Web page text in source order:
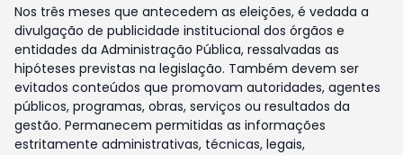
Nos três meses que antecedem as eleições, é vedada a
divulgação de publicidade institucional dos órgãos e
entidades da Administração Pública, ressalvadas as
hipóteses previstas na legislação. Também devem ser
evitados conteúdos que promovam autoridades, agentes
públicos, programas, obras, serviços ou resultados da
gestão. Permanecem permitidas as informações
estritamente administrativas, técnicas, legais,